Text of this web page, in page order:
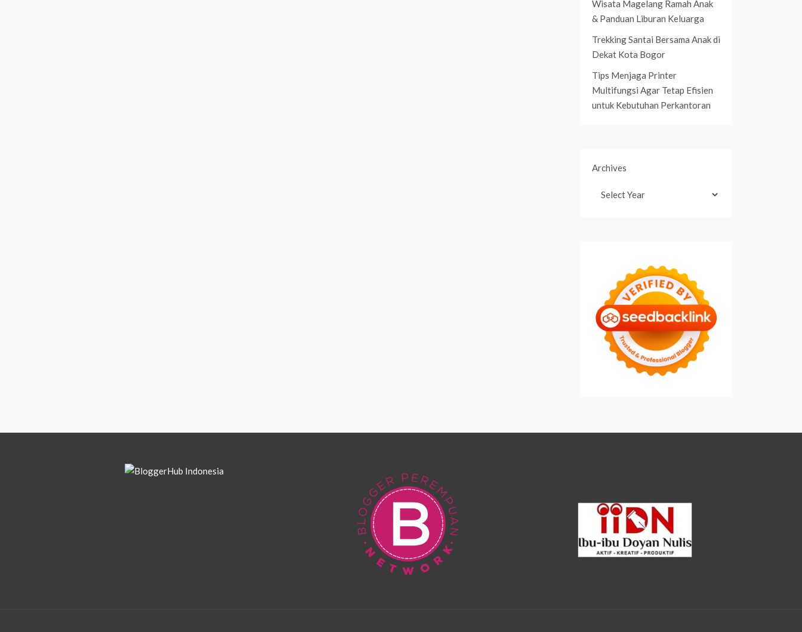
Wisata Magelang Ramah Anak
& Panduan Liburan Keluarga
Trekking Santai Bersama Anak di
Dekat Kota Bogor
Tips Menjaga Printer
Multifungsi Agar Tetap Efisien
untuk Kebutuhan Perkantoran
Archives